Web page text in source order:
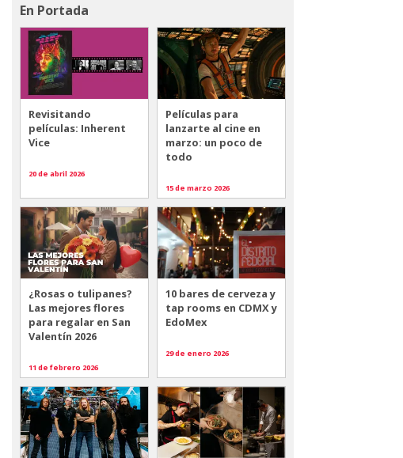
En Portada
Revisitando
películas: Inherent
Vice
20 de abril 2026
Películas para
lanzarte al cine en
marzo: un poco de
todo
15 de marzo 2026
¿Rosas o tulipanes?
Las mejores flores
para regalar en San
Valentín 2026
11 de febrero 2026
10 bares de cerveza y
tap rooms en CDMX y
EdoMex
29 de enero 2026